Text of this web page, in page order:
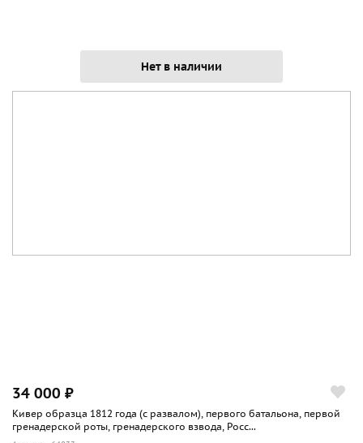
Нет в наличии
34 000 ₽
Кивер образца 1812 года (с развалом), первого батальона, первой
гренадерской роты, гренадерского взвода, Росс...